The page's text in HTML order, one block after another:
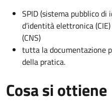
SPID (sistema pubblico
d’identità elettronica
(CNS)
tutta la documentazione
della pratica.
Cosa si ottiene